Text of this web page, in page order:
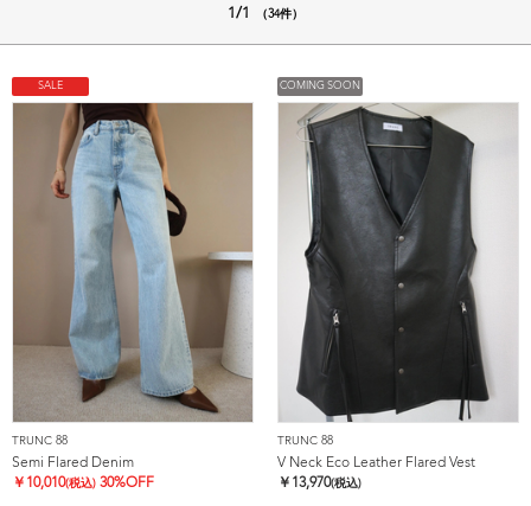
1/1 （34件）
SALE
TRUNC 88
Semi Flared Denim
￥ 10,010(税込) 30%OFF
COMING SOON
TRUNC 88
V Neck Eco Leather Flared Vest
￥ 13,970(税込)